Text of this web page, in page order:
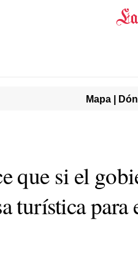
Mapa |
que si el
turística para